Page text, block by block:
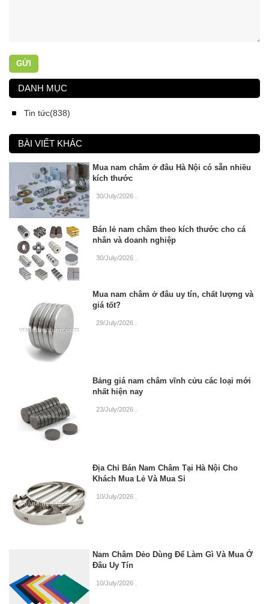
GỬI
DANH MỤC
Tin tức(838)
BÀI VIẾT KHÁC
Mua nam châm ở đâu Hà Nội có sẵn nhiều
kích thước
30/July/2026
Bán lẻ nam châm theo kích thước cho cá
nhân và doanh nghiệp
30/July/2026 .
Mua nam châm ở đâu uy tín, chất lượng và
giá tốt?
29/July/2026
Bảng giá nam châm vĩnh cửu các loại mới
nhất hiện nay
23/July/2026
Địa Chỉ Bán Nam Châm Tại Hà Nội Cho
Khách Mua Lẻ Và Mua Sỉ
10/July/2026
Nam Châm Dẻo Dùng Để Làm Gì Và Mua Ở
Đâu Uy Tín
10/July/2026